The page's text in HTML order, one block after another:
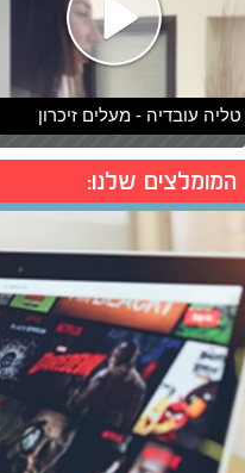
טליה עובדיה - מעלים זיכרון
המומלצים שלנו: